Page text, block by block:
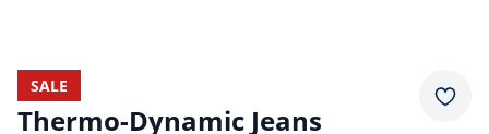
SALE
Thermo-Dynamic Jeans